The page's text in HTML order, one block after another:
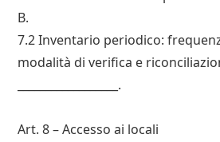
B.
7.2 Inventario periodico: frequenza
modalità di verifica e
__________________.
Art. 8 – Accesso ai locali